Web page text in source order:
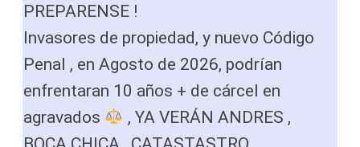
PREPARENSE !
Invasores de propiedad, y nuevo Código
Penal , en Agosto de 2026, podrían
enfrentaran 10 años + de cárcel en
agravados
, YA VERÁN ANDRES ,